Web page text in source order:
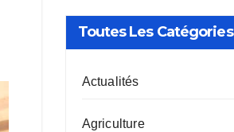
Toutes Les Catégories
Actualités
Agriculture